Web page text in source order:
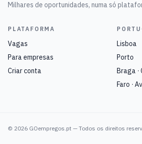
Milhares de oportunidades, numa só
PLATAFORMA
Vagas
Para empresas
Criar conta
Lisboa
Porto
Braga ·
Faro ·
© 2026 GOempregos.pt — Todos os direitos